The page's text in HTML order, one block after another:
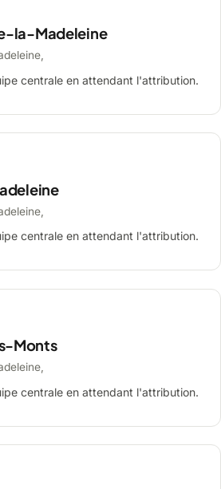
la-Madeleine
centrale en attendant l'attribution.
centrale en attendant l'attribution.
Monts
centrale en attendant l'attribution.